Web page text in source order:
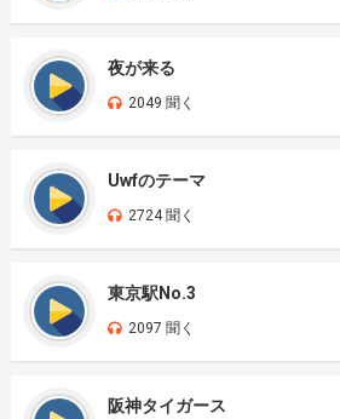
夜が来る
2049 聞く
Uwfのテーマ
2724 聞く
東京駅No.3
2097 聞く
阪神タイガース